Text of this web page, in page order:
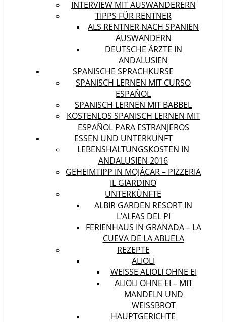
INTERVIEW MIT AUSWANDERERN
TIPPS FÜR RENTNER
ALS RENTNER NACH SPANIEN
AUSWANDERN
DEUTSCHE ÄRZTE IN
ANDALUSIEN
SPANISCHE SPRACHKURSE
SPANISCH LERNEN MIT CURSO
ESPAÑOL
SPANISCH LERNEN MIT BABBEL
KOSTENLOS SPANISCH LERNEN MIT
ESPAÑOL PARA ESTRANJEROS
ESSEN UND UNTERKUNFT
LEBENSHALTUNGSKOSTEN IN
ANDALUSIEN 2016
GEHEIMTIPP IN MOJÁCAR – PIZZERIA
IL GIARDINO
UNTERKÜNFTE
ALBIR GARDEN RESORT IN
L’ALFAS DEL PI
FERIENHAUS IN GRANADA – LA
CUEVA DE LA ABUELA
REZEPTE
ALIOLI
WEISSE ALIOLI OHNE EI
ALIOLI OHNE EI – MIT
MANDELN UND
WEISSBROT
HAUPTGERICHTE